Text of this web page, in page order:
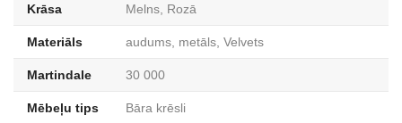
Krāsa Melns, Rozā
Materiāls audums, metāls, Velvets
Martindale 30 000
Mēbeļu tips Bāra krēsli